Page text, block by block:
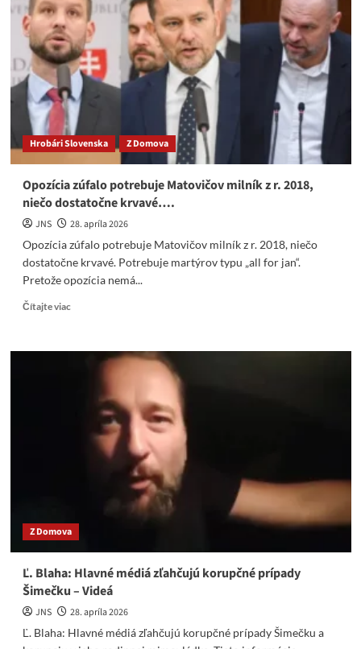
Ferenčák
/
Petková
/
Schutz.
Napadol
ich
vírus?
Hrobári Slovenska Z Domova
Opozícia zúfalo potrebuje Matovičov milník z r. 2018,
niečo dostatočne krvavé….
JNS
28. apríla 2026
Opozícia zúfalo potrebuje Matovičov milník z r. 2018, niečo
dostatočne krvavé. Potrebuje martýrov typu „all for jan“.
Pretože opozícia nemá...
Čítajte viacRead
Opozícia
Matovičov
Z Domova
Ľ. Blaha: Hlavné médiá zľahčujú korupčné prípady
Šimečku – Videá
JNS
28. apríla 2026
Ľ. Blaha: Hlavné médiá zľahčujú korupčné prípady Šimečku a